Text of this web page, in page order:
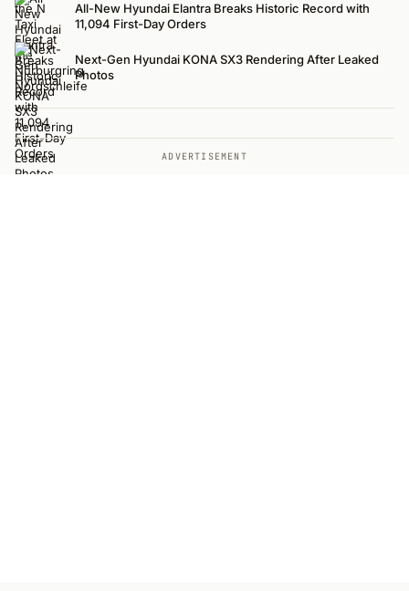
All-New Hyundai Elantra Breaks Historic Record with
11,094 First-Day Orders
Next-Gen Hyundai KONA SX3 Rendering After Leaked
Photos
ADVERTISEMENT